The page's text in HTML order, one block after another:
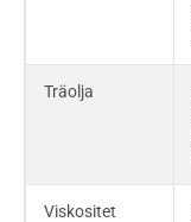
Träolja
Viskositet